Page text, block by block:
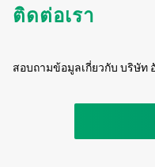
ติดต่อเรา
สอบถามข้อมูลเกี่ยวกับ บริษัท